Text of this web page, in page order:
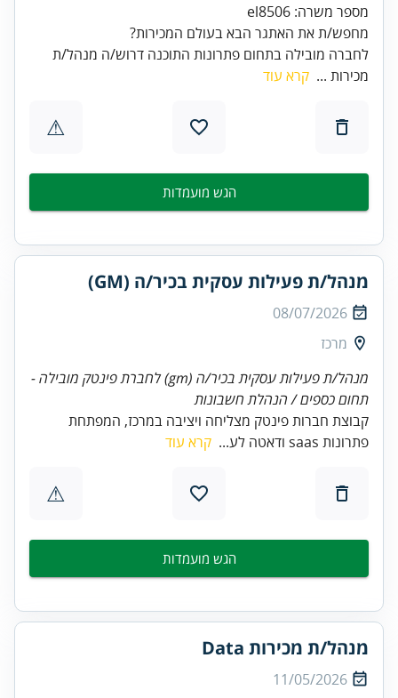
מספר משרה: el8506
מחפש/ת את האתגר הבא בעולם המכירות?
לחברה מובילה בתחום פתרונות התוכנה דרוש/ה מנהל/ת
מכירות ... קרא עוד
⚠
הגש מועמדות
מנהל/ת פעילות עסקית בכיר/ה (GM)
08/07/2026
מרכז
מנהל/ת פעילות עסקית בכיר/ה (gm) לחברת פינטק מובילה -
תחום כספים / הנהלת חשבונות
קבוצת חברות פינטק מצליחה ויציבה במרכז, המפתחת
פתרונות saas ודאטה לע...
קרא עוד
⚠
הגש מועמדות
מנהל/ת מכירות Data
11/05/2026